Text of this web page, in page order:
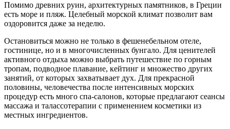
Помимо древних руин, архитектурных памятников, в Греции
есть море и пляж. Целебный морской климат позволит вам
оздоровится даже за неделю.
Остановиться можно не только в фешенебельном отеле,
гостинице, но и в многочисленных бунгало. Для ценителей
активного отдыха можно выбрать путешествие по горным
тропам, подводное плавание, кейтинг и множество других
занятий, от которых захватывает дух. Для прекрасной
половины, человечества после интенсивных морских
процедур есть много спа-салонов, которые предлагают сеансы
массажа и талассотерапии с применением косметики из
местных ингредиентов.